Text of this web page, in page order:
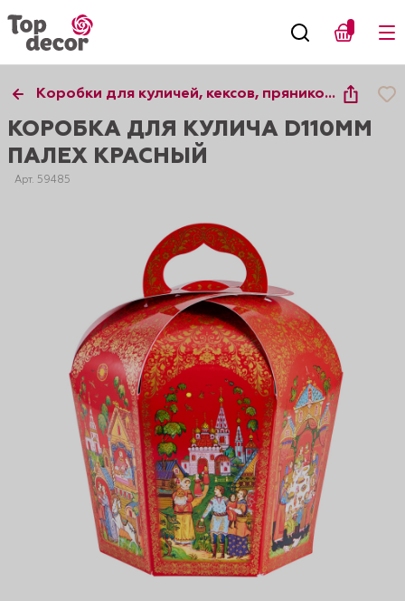
Коробки для куличей, кексов, пряников,
КОРОБКА ДЛЯ КУЛИЧА D110ММ
ПАЛЕХ КРАСНЫЙ
Арт. 59485